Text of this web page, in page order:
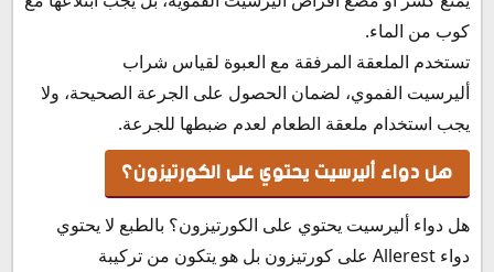
كوب من الماء.
تستخدم الملعقة المرفقة مع العبوة لقياس شراب
أليرسيت الفموي، لضمان الحصول على الجرعة الصحيحة، ولا
يجب استخدام ملعقة الطعام لعدم ضبطها للجرعة.
هل دواء أليرسيت يحتوي على الكورتيزون؟
هل دواء أليرسيت يحتوي على الكورتيزون؟ بالطبع لا يحتوي
دواء Allerest على كورتيزون بل هو يتكون من تركيبة